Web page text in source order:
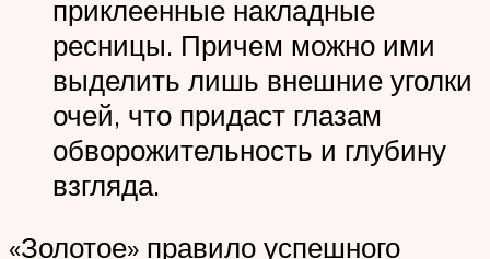
приклеенные накладные
ресницы. Причем можно ими
выделить лишь внешние уголки
очей, что придаст глазам
обворожительность и глубину
взгляда.
«Золотое» правило успешного